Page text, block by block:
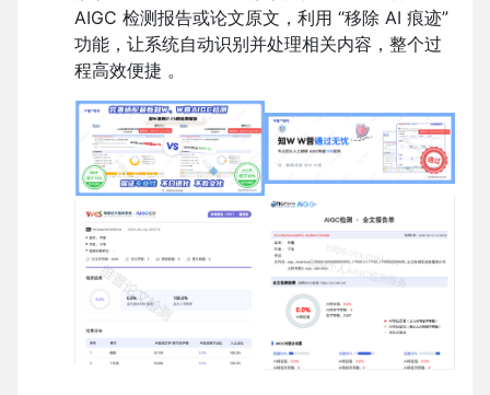
AIGC 检测报告或论文原文，利用 “移除 AI 痕迹”
功能，让系统自动识别并处理相关内容，整个过
程高效便捷 。